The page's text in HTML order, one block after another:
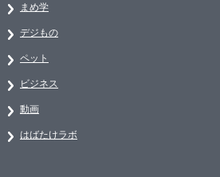
まめ学
デジもの
ペット
ビジネス
動画
はばたけラボ